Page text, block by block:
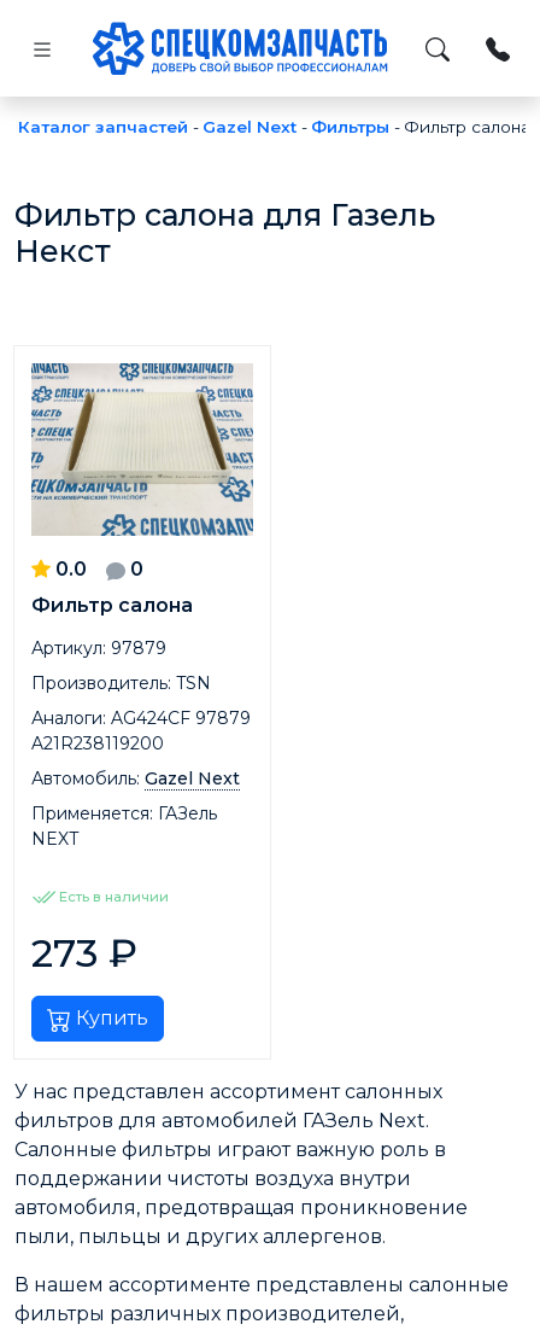
Каталог запчастей - Gazel Next - Фильтры - Фильтр салона
Фильтр салона для Газель
Некст
0.0
0
Фильтр салона
Артикул: 97879
Производитель: TSN
Аналоги: AG424CF 97879
A21R238119200
Автомобиль: Gazel Next
Применяется: ГАЗель
NEXT
Есть в наличии
273 ₽
Купить
У нас представлен ассортимент салонных
фильтров для автомобилей ГАЗель Next.
Салонные фильтры играют важную роль в
поддержании чистоты воздуха внутри
автомобиля, предотвращая проникновение
пыли, пыльцы и других аллергенов.
В нашем ассортименте представлены салонные
фильтры различных производителей,